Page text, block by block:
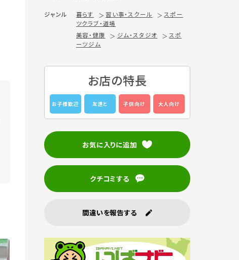
ジャンル 暮らす 習い事・スクール
スポー
ツクラブ・道場
美容・健康
ジム・スタジオ
スポ
ーツジム
お店の特長
お子様歓迎 友達と 子供向け 大人向け
お気に入りに追加
クチコミする
間違いを報告する